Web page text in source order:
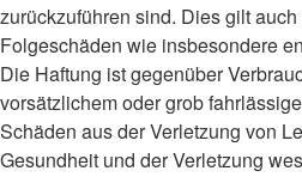
zurückzuführen sind. Dies gilt
Folgeschäden wie insbesondere
Die Haftung ist gegenüber
vorsätzlichem oder grob
Schäden aus der Verletzung von
Gesundheit und der Verletzung